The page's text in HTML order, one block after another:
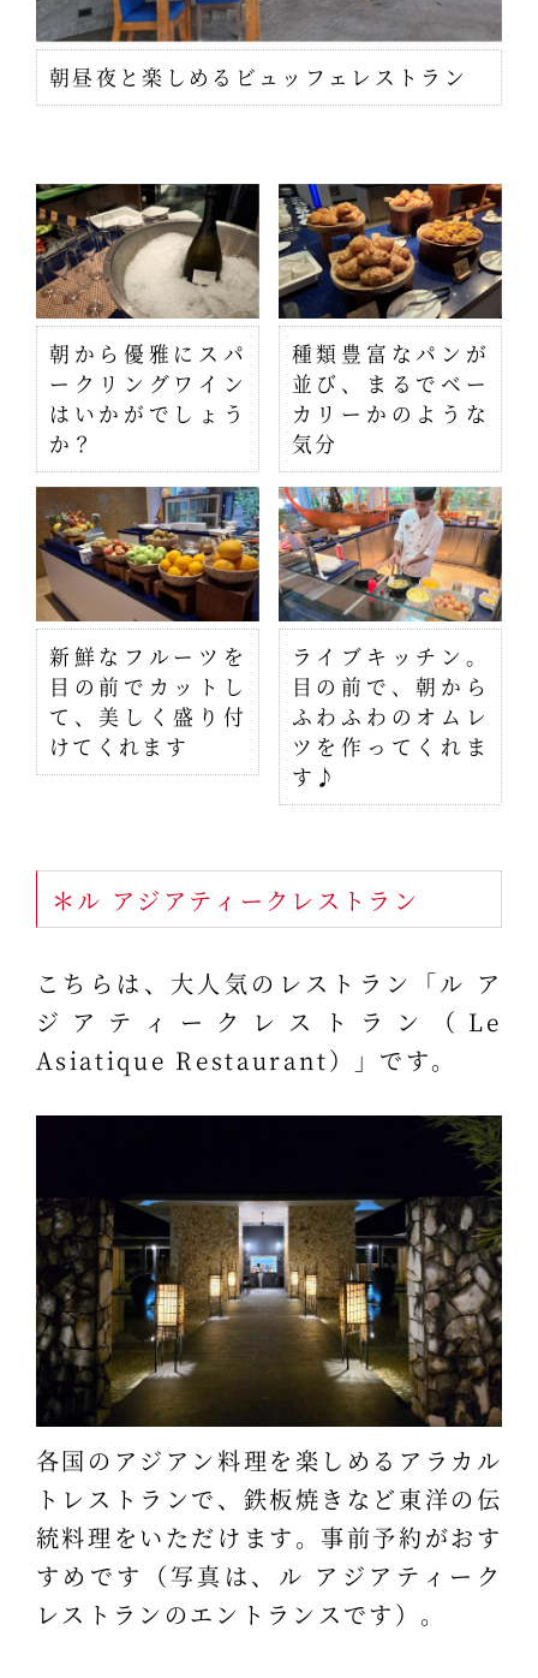
朝昼夜と楽しめるビュッフェレストラン
朝から優雅にスパ
ークリングワイン
はいかがでしょう
か？
種類豊富なパンが
並び、まるでベー
カリーかのような
気分
新鮮なフルーツを
目の前でカットし
て、美しく盛り付
けてくれます
ライブキッチン。
目の前で、朝から
ふわふわのオムレ
ツを作ってくれま
す♪
＊ル アジアティークレストラン
こちらは、大人気のレストラン「ル ア
ジアティークレストラン（Le
Asiatique Restaurant）」です。
各国のアジアン料理を楽しめるアラカル
トレストランで、鉄板焼きなど東洋の伝
統料理をいただけます。事前予約がおす
すめです（写真は、ル アジアティーク
レストランのエントランスです）。